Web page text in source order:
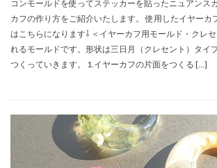
コンモールドを使ってステッカーを貼ったニュアンス
カフの作り方をご紹介いたします。 使用したイヤーカ
はこちらになります⇩ ＜イヤーカフ用モールド・クレ
れるモールドです。形状は三日月（クレセント）タイ
つくっていきます。 1.イヤーカフの片面をつくる […]